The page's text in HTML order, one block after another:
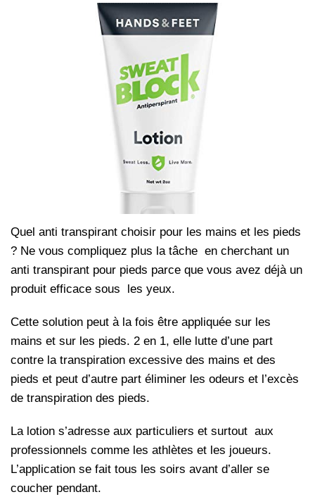
Quel anti transpirant choisir pour les mains et les pieds
? Ne vous compliquez plus la tâche en cherchant un
anti transpirant pour pieds parce que vous avez déjà un
produit efficace sous les yeux.
Cette solution peut à la fois être appliquée sur les
mains et sur les pieds. 2 en 1, elle lutte d’une part
contre la transpiration excessive des mains et des
pieds et peut d’autre part éliminer les odeurs et l’excès
de transpiration des pieds.
La lotion s’adresse aux particuliers et surtout aux
professionnels comme les athlètes et les joueurs.
L’application se fait tous les soirs avant d’aller se
coucher pendant.